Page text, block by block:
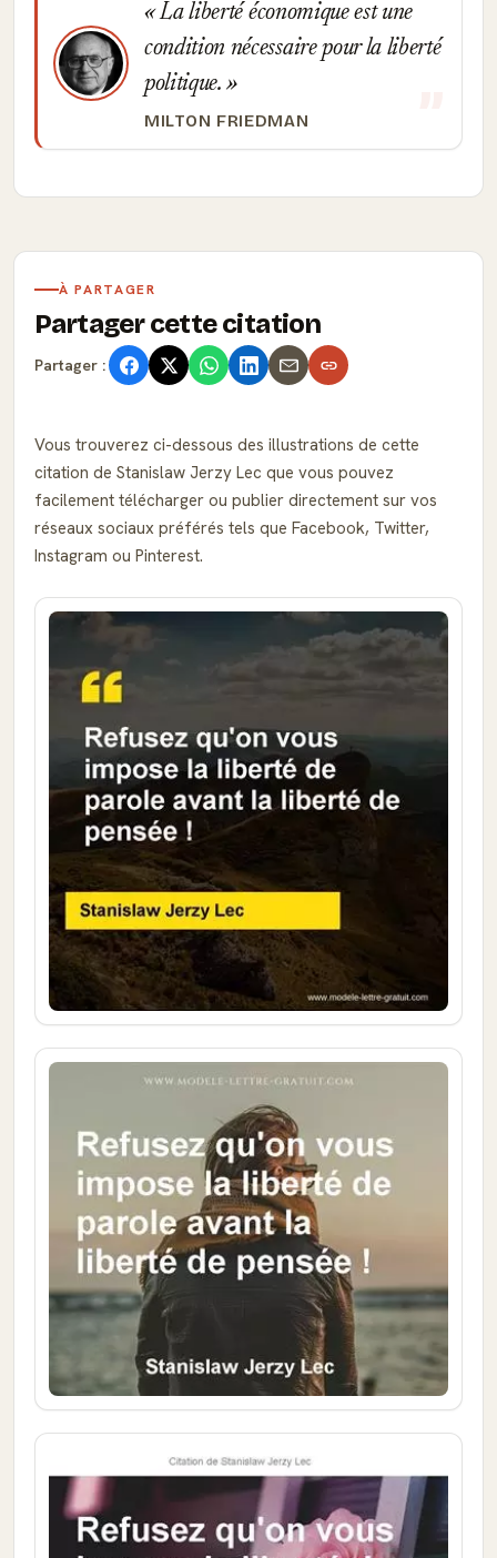
La liberté économique est une
condition nécessaire pour la liberté
politique.
MILTON FRIEDMAN
À PARTAGER
Partager cette citation
Partager :
Vous trouverez ci-dessous des illustrations de cette
citation de Stanislaw Jerzy Lec que vous pouvez
facilement télécharger ou publier directement sur vos
réseaux sociaux préférés tels que Facebook, Twitter,
Instagram ou Pinterest.